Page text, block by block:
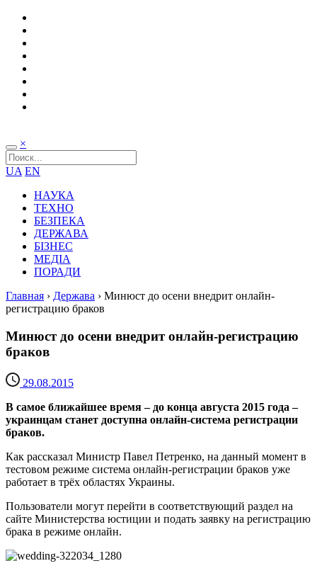
×
UA EN
НАУКА
ТЕХНО
БЕЗПЕКА
ДЕРЖАВА
БІЗНЕС
МЕДІА
ПОРАДИ
Главная › Держава › Минюст до осени внедрит онлайн-
регистрацию браков
Минюст до осени внедрит онлайн-регистрацию
браков
29.08.2015
В самое ближайшее время – до конца августа 2015 года –
украинцам станет доступна онлайн-система регистрации
браков.
Как рассказал Министр Павел Петренко, на данный момент в
тестовом режиме система онлайн-регистрации браков уже
работает в трёх областях Украины.
Пользователи могут перейти в соответствующий раздел на
сайте Министерства юстиции и подать заявку на регистрацию
брака в режиме онлайн.